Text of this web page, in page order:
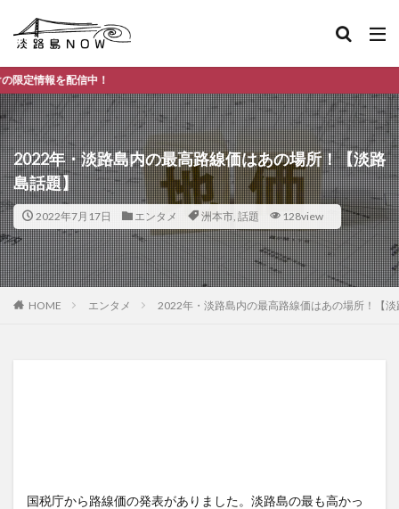
2022年・淡路島内の最高路線価はあの場所！【淡路
島話題】
2022年7月17日 エンタメ 洲本市, 話題 128view
HOME エンタメ 2022年・淡路島内の最高路線価はあの場所！【
国税庁から路線価の発表がありました。淡路島の最も高かっ